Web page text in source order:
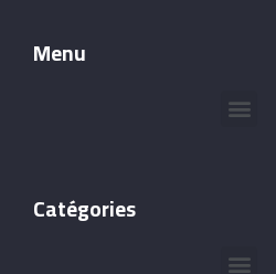
Menu
Catégories